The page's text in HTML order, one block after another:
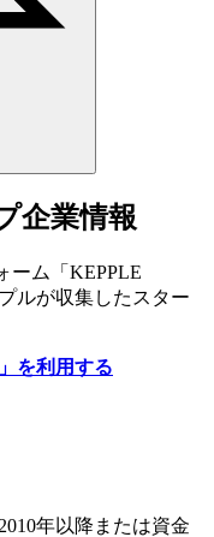
企業情報
ーム「KEPPLE
ルが収集したスター
を利用する
年以降または資金